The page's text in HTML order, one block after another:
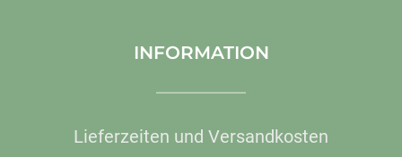
INFORMATION
Lieferzeiten und Versandkosten